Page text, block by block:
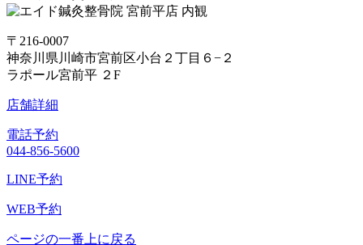
〒216-0007
神奈川県川崎市宮前区小台２丁目６−２
ラポール宮前平 ２F
店舗詳細
電話予約
044-856-5600
LINE予約
WEB予約
ページの一番上に戻る